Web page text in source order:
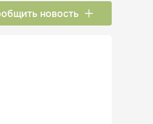
новость